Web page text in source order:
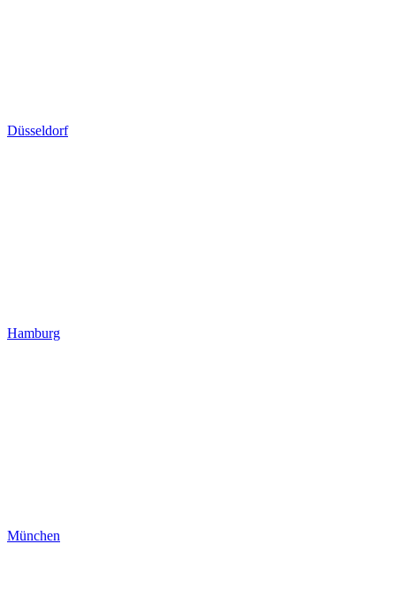
Düsseldorf
Hamburg
München